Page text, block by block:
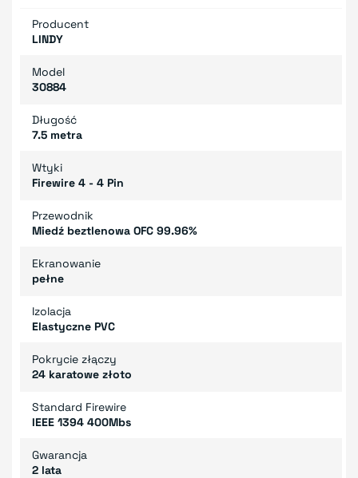
Producent
LINDY
Model
30884
Długość
7.5 metra
Wtyki
Firewire 4 - 4 Pin
Przewodnik
Miedź beztlenowa OFC 99.96%
Ekranowanie
pełne
Izolacja
Elastyczne PVC
Pokrycie złączy
24 karatowe złoto
Standard Firewire
IEEE 1394 400Mbs
Gwarancja
2 lata